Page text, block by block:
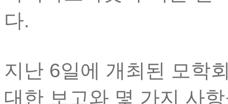
다.
지난 6일에 개최된 모학
대한 보고와 몇 가지 사